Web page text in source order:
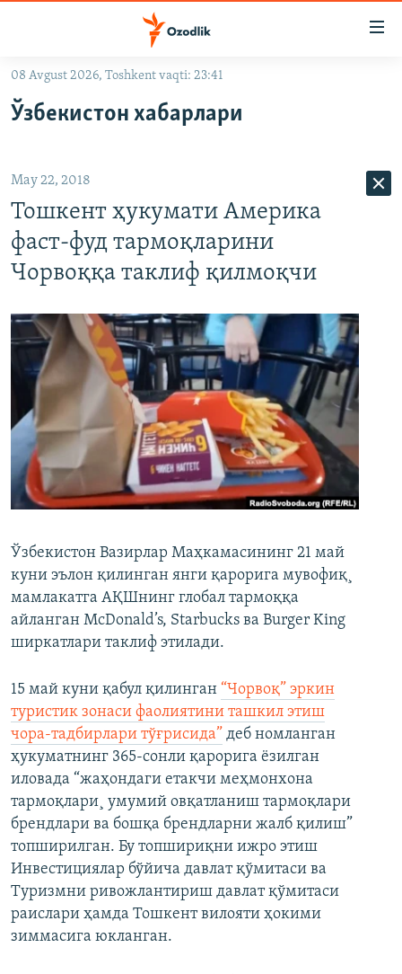
Асосий
Қидиришга
ўтинг
OZODLIK SURISHTIRUVLARI
На русском
ИЖТИМОИЙ ТАРМОҚЛАР
Озодлик бошқа тилларда
08 Avgust 2026, Toshkent vaqti: 23:41
Ўзбекистон хабарлари
May 22, 2018
Тошкент ҳукумати Америка
фаст-фуд тармоқларини
Чорвоққа таклиф қилмоқчи
Ўзбекистон Вазирлар Маҳкамасининг 21 май
куни эълон қилинган янги қарорига мувофиқ¸
мамлакатга АҚШнинг глобал тармоққа
айланган McDonald’s, Starbucks ва Burger King
ширкатлари таклиф этилади.
15 май куни қабул қилинган “Чорвоқ” эркин
туристик зонаси фаолиятини ташкил этиш
чора-тадбирлари тўғрисида” деб номланган
ҳукуматнинг 365-сонли қарорига ëзилган
иловада “жаҳондаги етакчи меҳмонхона
тармоқлари¸ умумий овқатланиш тармоқлари
брендлари ва бошқа брендларни жалб қилиш”
топширилган. Бу топшириқни ижро этиш
Инвестициялар бўйича давлат қўмитаси ва
Туризмни ривожлантириш давлат қўмитаси
раислари ҳамда Тошкент вилояти ҳокими
зиммасига юкланган.